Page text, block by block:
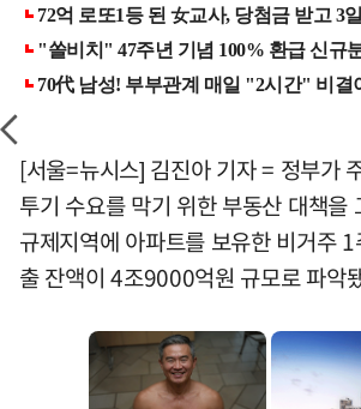
[서울=뉴시스] 김진아 기자 = 정부가
투기 수요를 막기 위한 부동산 대책을
규제지역에 아파트를 보유한 비거주
출 잔액이 4조9000억원 규모로 파악